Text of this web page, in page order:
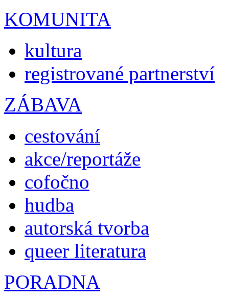
KOMUNITA
kultura
registrované partnerství
ZÁBAVA
cestování
akce/reportáže
cofočno
hudba
autorská tvorba
queer literatura
PORADNA